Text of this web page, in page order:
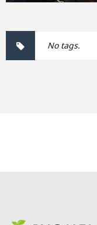
No tags.